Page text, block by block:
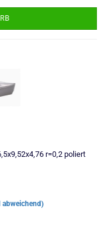
r=0,2 poliert
abweichend)